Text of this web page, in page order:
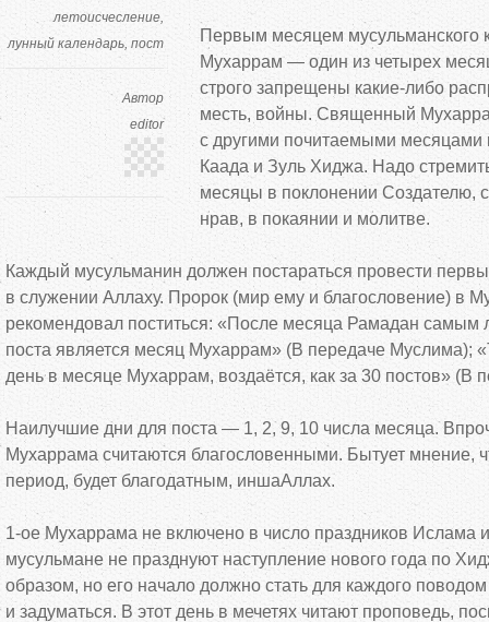
летоисчесление
лунный календарь пост
Автор
editor
Первым месяцем мусульманского
Мухаррам —один из четырех
строго запрещены какие-либо
месть, войны. Священный
с другими почитаемыми месяцами
Каада и Зуль Хиджа. Надо
месяцы в поклонении Создателю,
нрав, в покаянии и молитве.
Каждый мусульманин должен постараться провести
в служении Аллаху. Пророк (мир ему и благословение) в
рекомендовал поститься: «После месяца Рамадан самым
поста является месяц Мухаррам» (В передаче Муслима); «
день в месяце Мухаррам, воздаётся, как за 30 постов» (В
Наилучшие дни для поста — 1, 2, 9, 10 числа месяца.
Мухаррама считаются благословенными. Бытует мнение,
период, будет благодатным, иншаАллах.
1-ое Мухаррама не включено в число праздников Ислама
мусульмане не празднуют наступление нового года по
образом, но его начало должно стать для каждого
и задуматься. В этот день в мечетях читают проповедь,